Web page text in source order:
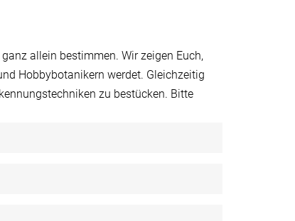
allein bestimmen. Wir zeigen Euch,
Hobbybotanikern werdet. Gleichzeitig
zu bestücken. Bitte